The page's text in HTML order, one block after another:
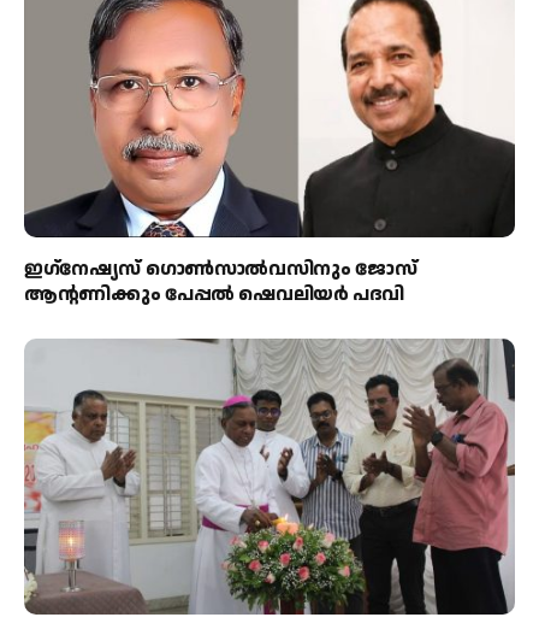
ഇഗ്‌നേഷ്യസ് ഗൊൺസാൽവസിനും ജോസ്
ആന്റണിക്കും പേപ്പൽ ഷെവലിയർ പദവി